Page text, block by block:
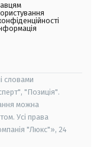
словами
"Позиція".
можна
Усі права
"Люкс"», 24